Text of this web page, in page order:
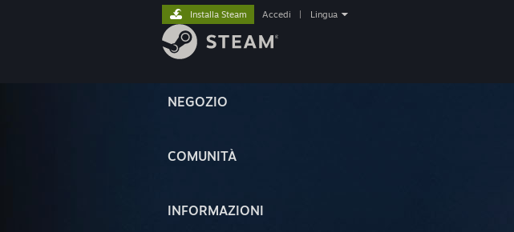
NEGOZIO
COMUNITÀ
INFORMAZIONI
Installa Steam Accedi Lingua